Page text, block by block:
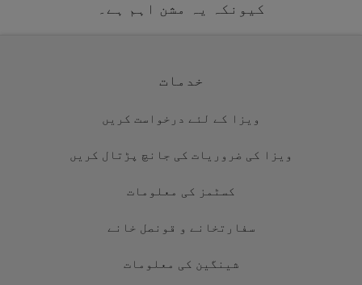
کیونکہ یہ مشن اہم ہے۔
خدمات
ویزا کے لئے درخواست کریں
ویزا کی ضروریات کی جانچ پڑتال کریں
کسٹمز کی معلومات
سفارتخانے و قونصل خانے
شینگین کی معلومات